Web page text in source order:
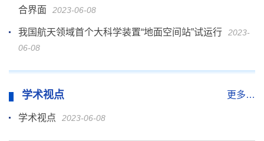
合界面
2023-06-08
我国航天领域首个大科学装置“地面空间站”试运行
2023-
06-08
学术视点 更多…
学术视点 2023-06-08